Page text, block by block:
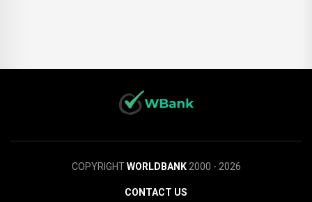
COPYRIGHTWORLDBANK2000 - 2026
CONTACT US